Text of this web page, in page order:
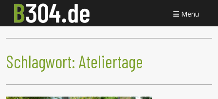
Menü
Schlagwort: Ateliertage